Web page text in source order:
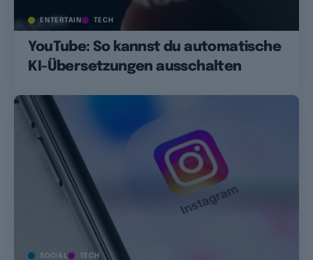
ENTERTAIN TECH
YouTube: So kannst du automatische
KI-Übersetzungen ausschalten
SOCIAL TECH